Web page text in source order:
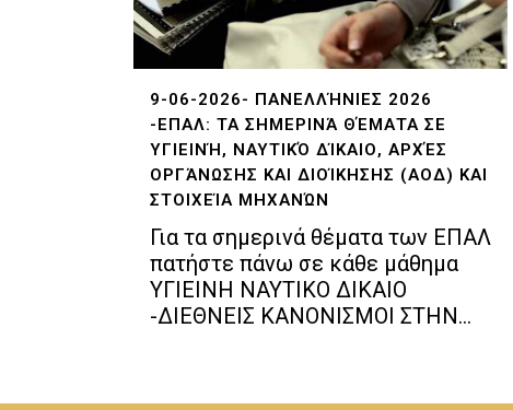
9-06-2026- ΠΑΝΕΛΛΉΝΙΕΣ 2026
-ΕΠΑΛ: ΤΑ ΣΗΜΕΡΙΝΆ ΘΈΜΑΤΑ ΣΕ
ΥΓΙΕΙΝΉ, ΝΑΥΤΙΚΌ ΔΊΚΑΙΟ, ΑΡΧΈΣ
ΟΡΓΆΝΩΣΗΣ ΚΑΙ ΔΙΟΊΚΗΣΗΣ (ΑΟΔ) ΚΑΙ
ΣΤΟΙΧΕΊΑ ΜΗΧΑΝΏΝ
Για τα σημερινά θέματα των ΕΠΑΛ
πατήστε πάνω σε κάθε μάθημα
ΥΓΙΕΙΝΗ ΝΑΥΤΙΚΟ ΔΙΚΑΙΟ
-ΔΙΕΘΝΕΙΣ ΚΑΝΟΝΙΣΜΟΙ ΣΤΗΝ...